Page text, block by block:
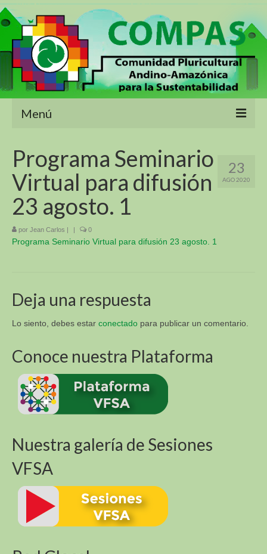
Menú
Sobre Nosotros
Biodiversidad de las montañas y los Objetivos
de Desarrollo Sostenible
Academia Virtual para la Sustentabilidad
Alimentaria (VFSA)
Descargas
3. Libros y Tesis
Fotos E Imagenes
APT Sucre
Blog
Contacto
VI Congreso Latinoamericano de Etnobiología del
24 al 28 de septiembre 2019 Sucre – Bolivia
Desarrollo Sostenible
23
AGO 2020
Programa Seminario
Virtual para difusión
23 agosto. 1
por Jean Carlos 0
Programa Seminario Virtual para difusión 23 agosto. 1
Deja una respuesta
Lo siento, debes estar conectado para publicar un comentario.
Conoce nuestra Plataforma
Nuestra galería de Sesiones
VFSA